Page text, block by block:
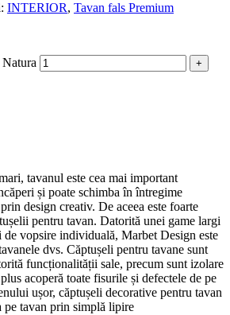
INTERIOR, Tavan fals Premium
Natura
tavanul este cea mai important
și poate schimba în întregime
design creativ. De aceea este foarte
pentru tavan. Datorită unei game largi
vopsire individuală, Marbet Design este
dvs. Căptușeli pentru tavane sunt
funcționalității sale, precum sunt izolare
acoperă toate fisurile și defectele de pe
ușor, căptușeli decorative pentru tavan
pe tavan prin simplă lipire